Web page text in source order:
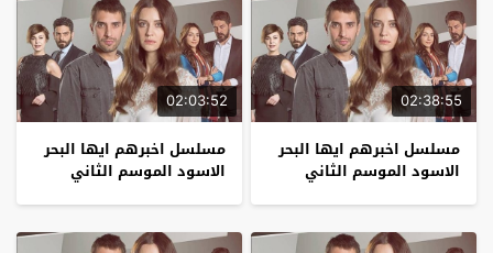
02:38:55
مسلسل اخبرهم ايها البحر
الاسود الموسم الثاني
02:03:52
مسلسل اخبرهم ايها البحر
الاسود الموسم الثاني